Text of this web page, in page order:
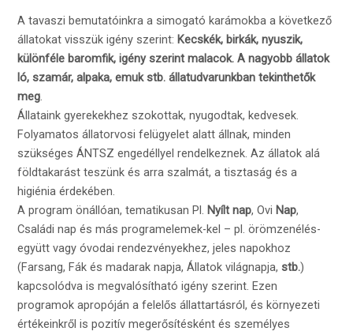
A tavaszi bemutatóinkra a simogató karámokba a következő
állatokat visszük igény szerint: Kecskék, birkák, nyuszik,
különféle baromfik, igény szerint malacok. A nagyobb állatok
ló, szamár, alpaka, emuk stb. állatudvarunkban tekinthetők
meg.
Állataink gyerekekhez szokottak, nyugodtak, kedvesek.
Folyamatos állatorvosi felügyelet alatt állnak, minden
szükséges ÁNTSZ engedéllyel rendelkeznek. Az állatok alá
földtakarást teszünk és arra szalmát, a tisztaság és a
higiénia érdekében.
A program önállóan, tematikusan Pl. Nyílt nap, Ovi Nap,
Családi nap és más programelemek-kel – pl. örömzenélés-
együtt vagy óvodai rendezvényekhez, jeles napokhoz
(Farsang, Fák és madarak napja, Állatok világnapja,stb.)
kapcsolódva is megvalósítható igény szerint. Ezen
programok apropóján a felelős állattartásról, és környezeti
értékeinkről is pozitív megerősítésként és személyes